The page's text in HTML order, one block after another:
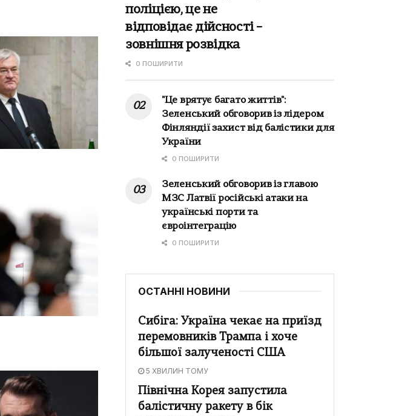
поліцією, це не
відповідає дійсності –
зовнішня розвідка
0 ПОШИРИТИ
"Це врятує багато життів":
Зеленський обговорив із лідером
Фінляндії захист від балістики для
України
0 ПОШИРИТИ
Зеленський обговорив із главою
МЗС Латвії російські атаки на
українські порти та
євроінтеграцію
0 ПОШИРИТИ
ОСТАННІ НОВИНИ
Сибіга: Україна чекає на приїзд
перемовників Трампа і хоче
більшої залученості США
5 ХВИЛИН ТОМУ
Північна Корея запустила
балістичну ракету в бік